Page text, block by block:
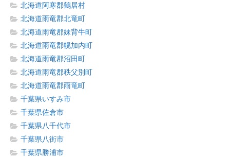
北海道阿寒郡鶴居村
北海道雨竜郡北竜町
北海道雨竜郡妹背牛町
北海道雨竜郡幌加内町
北海道雨竜郡沼田町
北海道雨竜郡秩父別町
北海道雨竜郡雨竜町
千葉県いすみ市
千葉県佐倉市
千葉県八千代市
千葉県八街市
千葉県勝浦市